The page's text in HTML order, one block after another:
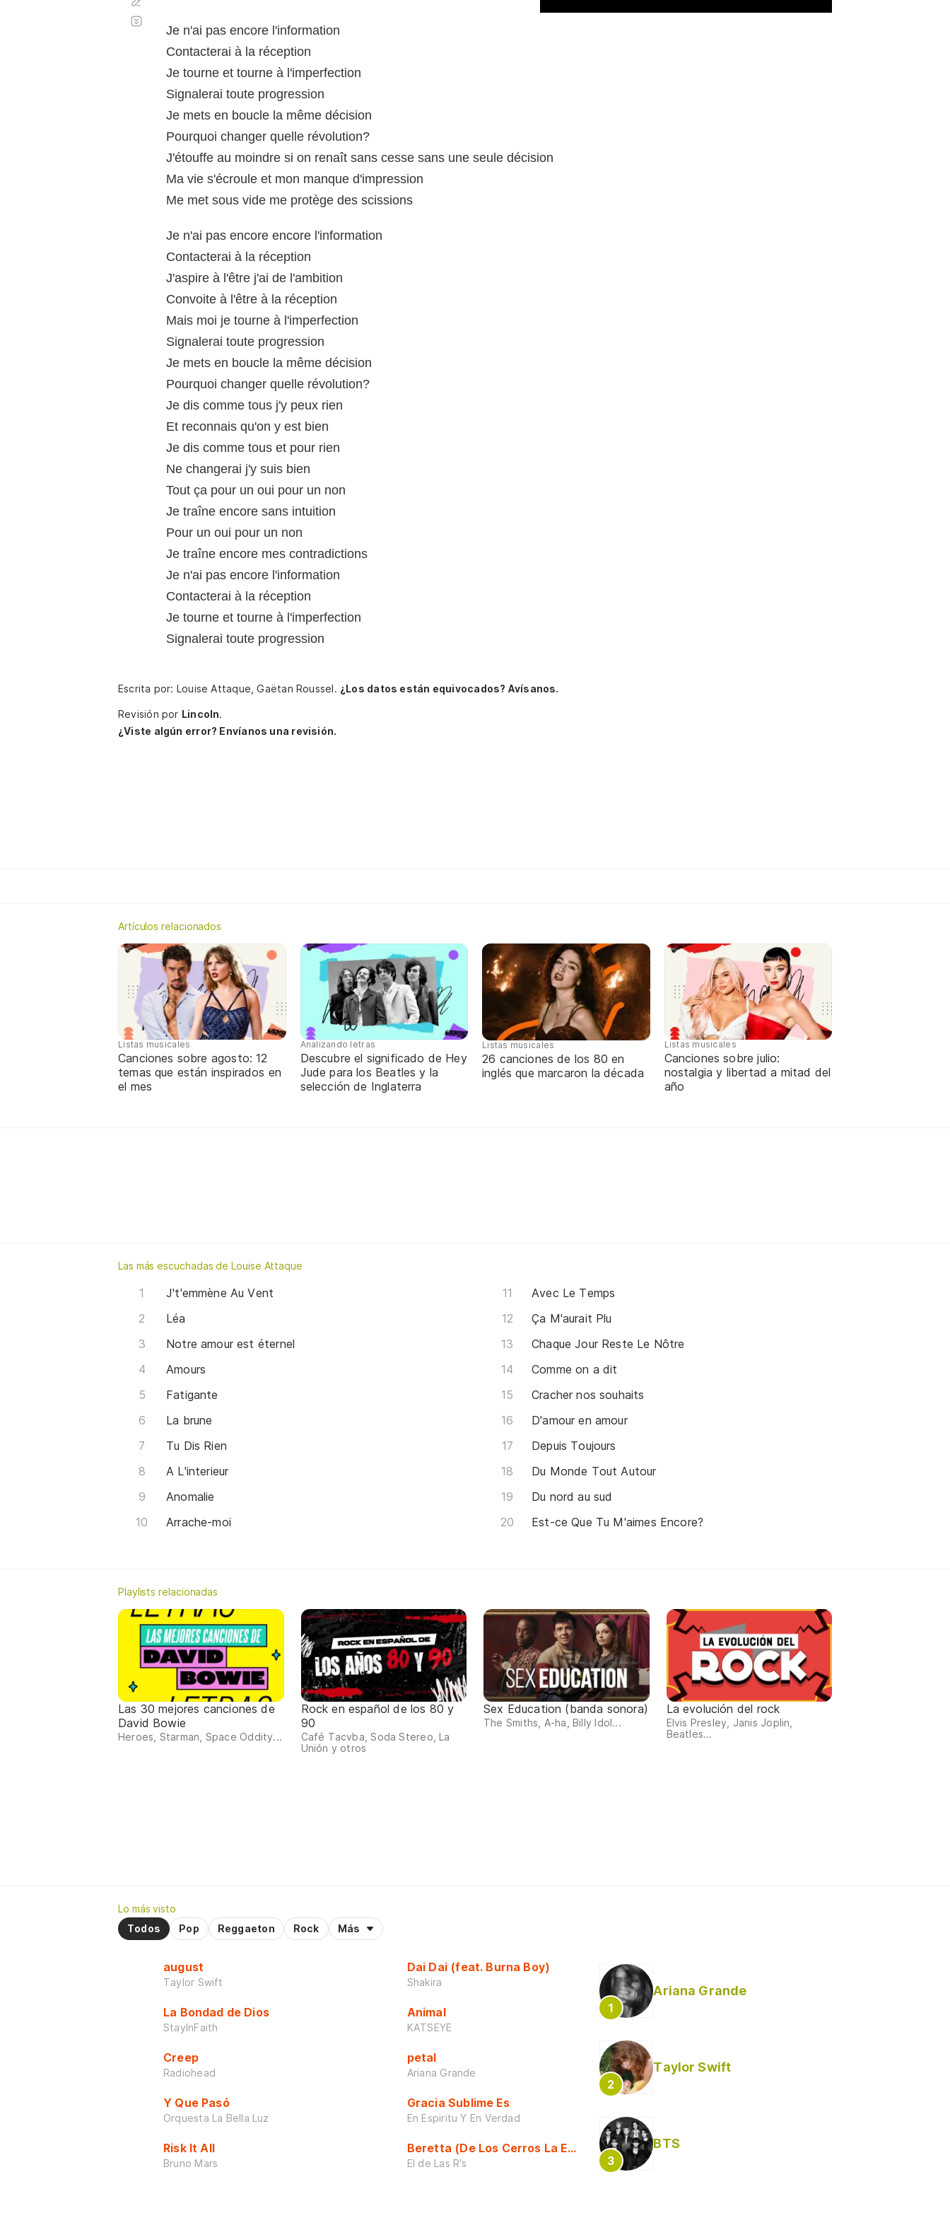
Je n'ai pas encore l'information
Contacterai à la réception
Je tourne et tourne à l'imperfection
Signalerai toute progression
Je mets en boucle la même décision
Pourquoi changer quelle révolution?
J'étouffe au moindre si on renaît sans cesse sans une seule décision
Ma vie s'écroule et mon manque d'impression
Me met sous vide me protège des scissions
Je n'ai pas encore encore l'information
Contacterai à la réception
J'aspire à l'être j'ai de l'ambition
Convoite à l'être à la réception
Mais moi je tourne à l'imperfection
Signalerai toute progression
Je mets en boucle la même décision
Pourquoi changer quelle révolution?
Je dis comme tous j'y peux rien
Et reconnais qu'on y est bien
Je dis comme tous et pour rien
Ne changerai j'y suis bien
Tout ça pour un oui pour un non
Je traîne encore sans intuition
Pour un oui pour un non
Je traîne encore mes contradictions
Je n'ai pas encore l'information
Contacterai à la réception
Je tourne et tourne à l'imperfection
Signalerai toute progression
automático
Escrita por: Louise Attaque, Gaëtan Roussel. ¿Los datos están equivocados? Avísanos.
Revisión por Lincoln.
¿Viste algún error? Envíanos una revisión.
Artículos relacionados
Listas musicales
Canciones sobre agosto: 12
temas que están inspirados en
el mes
Analizando letras
Descubre el significado de Hey
Jude para los Beatles y la
selección de Inglaterra
Listas musicales
26 canciones de los 80 en
inglés que marcaron la década
Listas musicales
Canciones sobre julio:
nostalgia y libertad a mitad del
año
Las más escuchadas de Louise Attaque
J't'emmène Au Vent
Léa
Notre amour est éternel
Amours
Fatigante
La brune
Tu Dis Rien
A L'interieur
Anomalie
Arrache-moi
Avec Le Temps
Ça M'aurait Plu
Chaque Jour Reste Le Nôtre
Comme on a dit
Cracher nos souhaits
D'amour en amour
Depuis Toujours
Du Monde Tout Autour
Du nord au sud
Est-ce Que Tu M'aimes Encore?
Playlists relacionadas
Las 30 mejores canciones de
David Bowie
Heroes, Starman, Space Oddity...
Rock en español de los 80 y
90
Café Tacvba, Soda Stereo, La
Unión y otros
Sex Education (banda sonora)
The Smiths, A-ha, Billy Idol...
La evolución del rock
Elvis Presley, Janis Joplin,
Beatles...
Lo más visto
Todos
Pop Reggaeton Rock Más
august
Taylor Swift
La Bondad de Dios
StayInFaith
Creep
Radiohead
Y Que Pasó
Orquesta La Bella Luz
Risk It All
Bruno Mars
Dai Dai (feat. Burna Boy)
Shakira
Animal
KATSEYE
petal
Ariana Grande
Gracia Sublime Es
En Espiritu Y En Verdad
Beretta (De Los Cerros La Escuela)
El de Las R's
Ariana Grande
Taylor Swift
BTS